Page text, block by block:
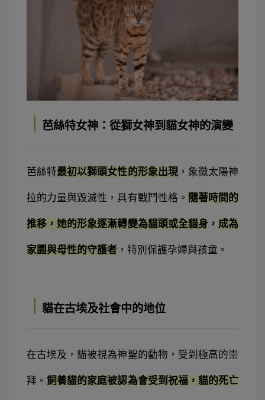
芭絲特女神：從獅女神到貓女神的演變
芭絲特最初以獅頭女性的形象出現，象徵太陽神
拉的力量與毀滅性，具有戰鬥性格。 隨著時間的
推移，她的形象逐漸轉變為貓頭或全貓身， 成為
家園與母性的守護者 ，特別保護孕婦與孩童。
貓在古埃及社會中的地位
在古埃及， 貓被視為神聖的動物，受到極高的崇
拜。飼養貓的家庭被認為會受到祝福，貓的死亡